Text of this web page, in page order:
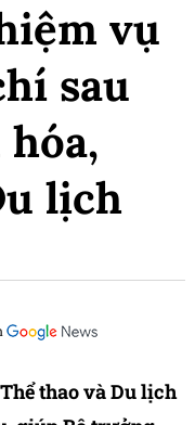
vụ
sau
lịch
thao và Du lịch